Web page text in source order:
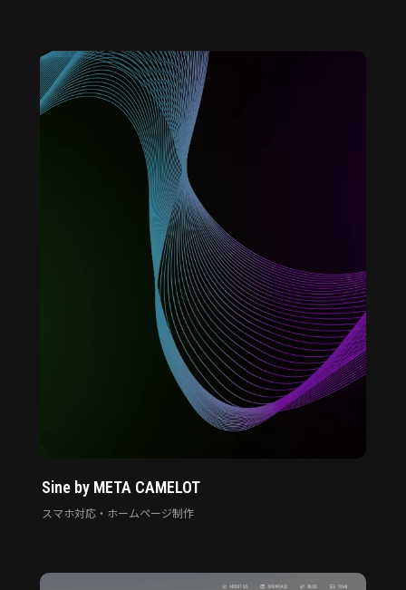
Sine by META CAMELOT
スマホ対応・ホームページ制作